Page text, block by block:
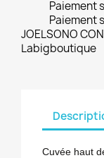
Paiement
Paiement
JOELSONO
Labigboutique
Cuvée haut